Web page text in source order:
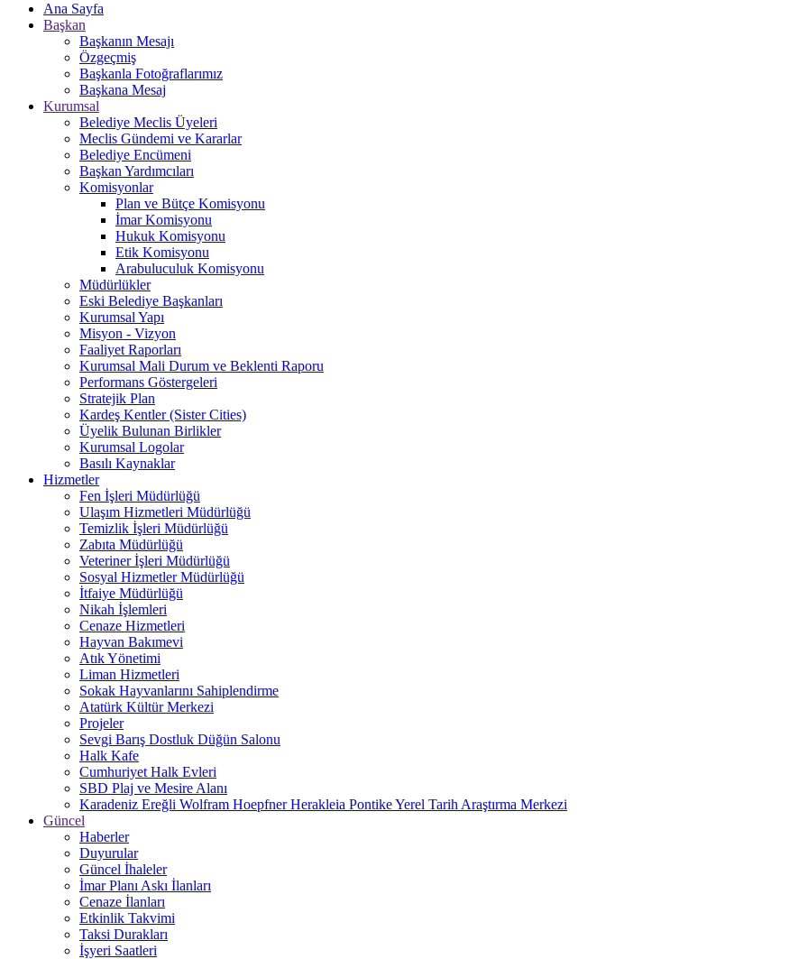
Ana Sayfa
Başkan
Başkanın Mesajı
Özgeçmiş
Başkanla Fotoğraflarımız
Başkana Mesaj
Kurumsal
Belediye Meclis Üyeleri
Meclis Gündemi ve Kararlar
Belediye Encümeni
Başkan Yardımcıları
Komisyonlar
Plan ve Bütçe Komisyonu
İmar Komisyonu
Hukuk Komisyonu
Etik Komisyonu
Arabuluculuk Komisyonu
Müdürlükler
Eski Belediye Başkanları
Kurumsal Yapı
Misyon - Vizyon
Faaliyet Raporları
Kurumsal Mali Durum ve Beklenti Raporu
Performans Göstergeleri
Stratejik Plan
Kardeş Kentler (Sister Cities)
Üyelik Bulunan Birlikler
Kurumsal Logolar
Basılı Kaynaklar
Hizmetler
Fen İşleri Müdürlüğü
Ulaşım Hizmetleri Müdürlüğü
Temizlik İşleri Müdürlüğü
Zabıta Müdürlüğü
Veteriner İşleri Müdürlüğü
Sosyal Hizmetler Müdürlüğü
İtfaiye Müdürlüğü
Nikah İşlemleri
Cenaze Hizmetleri
Hayvan Bakımevi
Atık Yönetimi
Liman Hizmetleri
Sokak Hayvanlarını Sahiplendirme
Atatürk Kültür Merkezi
Projeler
Sevgi Barış Dostluk Düğün Salonu
Halk Kafe
Cumhuriyet Halk Evleri
SBD Plaj ve Mesire Alanı
Karadeniz Ereğli Wolfram Hoepfner Herakleia Pontike Yerel Tarih Araştırma Merkezi
Güncel
Haberler
Duyurular
Güncel İhaleler
İmar Planı Askı İlanları
Cenaze İlanları
Etkinlik Takvimi
Taksi Durakları
İşyeri Saatleri